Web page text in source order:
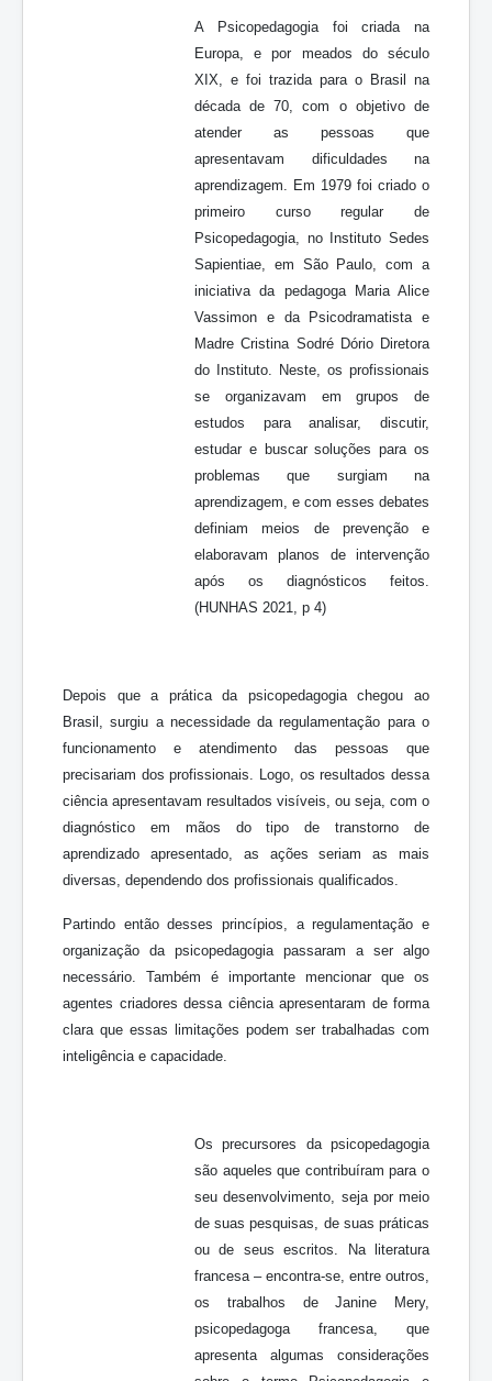
A Psicopedagogia foi criada na
Europa, e por meados do século
XIX, e foi trazida para o Brasil na
década de 70, com o objetivo de
atender as pessoas que
apresentavam dificuldades na
aprendizagem. Em 1979 foi criado o
primeiro curso regular de
Psicopedagogia, no Instituto Sedes
Sapientiae, em São Paulo, com a
iniciativa da pedagoga Maria Alice
Vassimon e da Psicodramatista e
Madre Cristina Sodré Dório Diretora
do Instituto. Neste, os profissionais
se organizavam em grupos de
estudos para analisar, discutir,
estudar e buscar soluções para os
problemas que surgiam na
aprendizagem, e com esses debates
definiam meios de prevenção e
elaboravam planos de intervenção
após os diagnósticos feitos.
(HUNHAS 2021, p 4)
Depois que a prática da psicopedagogia chegou ao
Brasil, surgiu a necessidade da regulamentação para o
funcionamento e atendimento das pessoas que
precisariam dos profissionais. Logo, os resultados dessa
ciência apresentavam resultados visíveis, ou seja, com o
diagnóstico em mãos do tipo de transtorno de
aprendizado apresentado, as ações seriam as mais
diversas, dependendo dos profissionais qualificados.
Partindo então desses princípios, a regulamentação e
organização da psicopedagogia passaram a ser algo
necessário. Também é importante mencionar que os
agentes criadores dessa ciência apresentaram de forma
clara que essas limitações podem ser trabalhadas com
inteligência e capacidade.
Os precursores da psicopedagogia
são aqueles que contribuíram para o
seu desenvolvimento, seja por meio
de suas pesquisas, de suas práticas
ou de seus escritos. Na literatura
francesa – encontra-se, entre outros,
os trabalhos de Janine Mery,
psicopedagoga francesa, que
apresenta algumas considerações